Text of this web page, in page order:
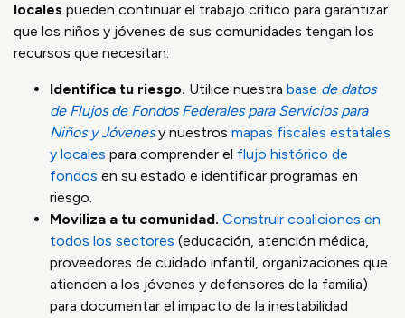
locales pueden continuar el trabajo crítico para garantizar
que los niños y jóvenes de sus comunidades tengan los
recursos que necesitan:
Identifica tu riesgo. Utilice nuestra base de datos
de Flujos de Fondos Federales para Servicios para
Niños y Jóvenesy nuestros mapas fiscales estatales
y locales para comprender el flujo histórico de
fondos en su estado e identificar programas en
riesgo.
Moviliza a tu comunidad. Construir coaliciones en
todos los sectores (educación, atención médica,
proveedores de cuidado infantil, organizaciones que
atienden a los jóvenes y defensores de la familia)
para documentar el impacto de la inestabilidad